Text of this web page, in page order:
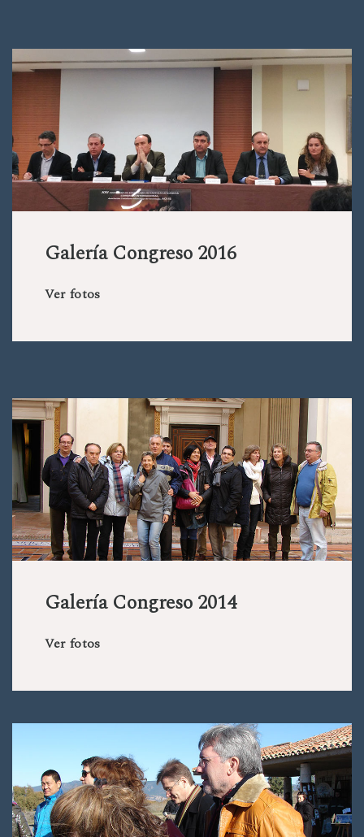
Galería Congreso 2016
Ver fotos
Galería Congreso 2014
Ver fotos